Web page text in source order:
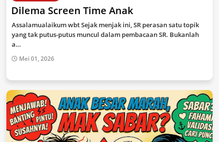
Dilema Screen Time Anak
Assalamualaikum wbt Sejak menjak ini, SR perasan satu topik
yang tak putus-putus muncul dalam pembacaan SR. Bukanlah
a…
Mei 01, 2026